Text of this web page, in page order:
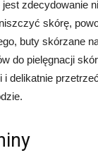
zdecydowanie
skórę,
buty skórzane
do pielęgnacji
i delikatnie